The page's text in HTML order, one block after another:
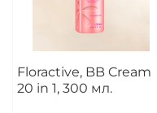
Floractive, BB Cream
20 in 1, 300 мл.